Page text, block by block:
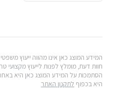
המידע המוצג כאן אינו מהווה ייעוץ
חוות דעת, מומלץ לפנות לייעוץ מקצועי
הסתמכות על המידע המוצג כאן היא
היא בכפוף לתקנון האתר